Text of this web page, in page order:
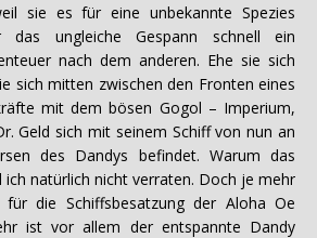
sie es für eine unbekannte Spezies
ungleiche Gespann schnell ein
nach dem anderen. Ehe sie sich
sich mitten zwischen den Fronten eines
mit dem bösen Gogol – Imperium,
Geld sich mit seinem Schiff von nun an
des Dandys befindet. Warum das
ich natürlich nicht verraten. Doch je mehr
die Schiffsbesatzung der Aloha Oe
ist vor allem der entspannte Dandy